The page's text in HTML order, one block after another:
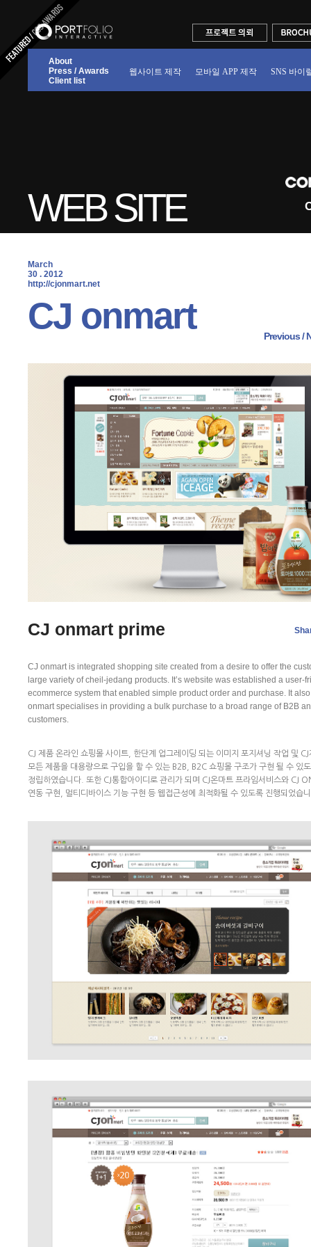
About
Press / Awards
Client list
웹사이트 제작 모바일 APP 제작 SNS 바이
WEB SITE
March
30 . 2012
http://cjonmart.net
CJ onmart Previous /
CJ onmart prime
CJ onmart is integrated shopping site created from a desire to offer the
large variety of cheil-jedang products. It’s website was established a user-
ecommerce system that enabled simple product order and purchase. It
onmart specialises in providing a bulk purchase to a broad range of B2B
customers.
CJ 제품 온라인 쇼핑몰 사이트, 한단계 업그레이딩 되는 이미지 포지셔닝 작업 및
모든 제품을 대용량으로 구입을 할 수 있는 B2B, B2C 쇼핑몰 구조가 구현 될 수 있
정립하였습니다. 또한 CJ통합아이디로 관리가 되며 CJ온마트 프라임서비스와 CJ
연동 구현, 멀티디바이스 기능 구현 등 웹접근성에 최적화될 수 있도록 진행되었습